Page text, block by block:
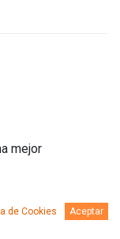
mejor
de Cookies Aceptar